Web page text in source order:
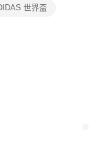
support/home
先享後付」服務完成之交
世界盃